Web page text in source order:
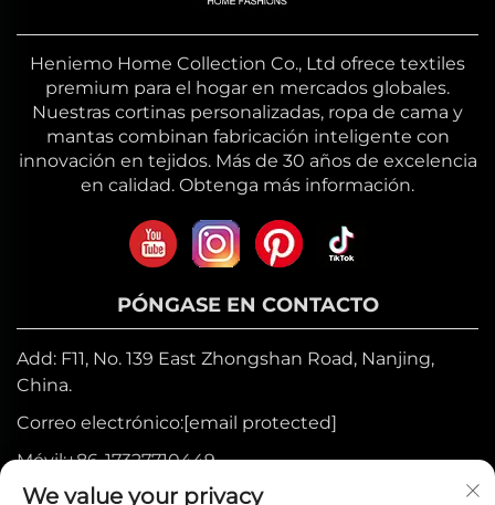
Heniemo Home Collection Co., Ltd ofrece textiles
premium para el hogar en mercados globales.
Nuestras cortinas personalizadas, ropa de cama y
mantas combinan fabricación inteligente con
innovación en tejidos. Más de 30 años de excelencia
en calidad. Obtenga más información.
PÓNGASE EN CONTACTO
Add: F11, No. 139 East Zhongshan Road, Nanjing,
China.
Correo electrónico:[email protected]
Móvil:+86-17327710449
Tel:+86-025-84573776
We value your privacy